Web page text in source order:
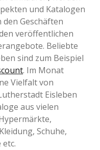
und Katalogen
Geschäften
veröffentlichen
Beliebte
sind zum Beispiel
. Im Monat
Vielfalt von
Eisleben
aus vielen
Schuhe,